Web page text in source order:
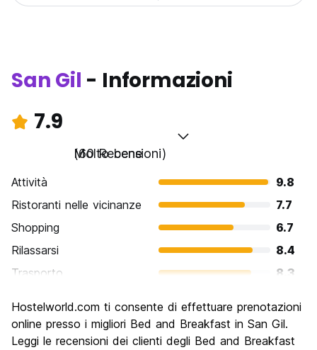
San Gil - Informazioni
7.9
Molto bene
(60 Recensioni)
Attività
9.8
Ristoranti nelle vicinanze
7.7
Shopping
6.7
Rilassarsi
8.4
Trasporto
8.3
Luoghi di interesse culturale
7.2
Festa / Vita notturna
6.5
Hostelworld.com ti consente di effettuare prenotazioni
online presso i migliori Bed and Breakfast in San Gil.
Leggi le recensioni dei clienti degli Bed and Breakfast